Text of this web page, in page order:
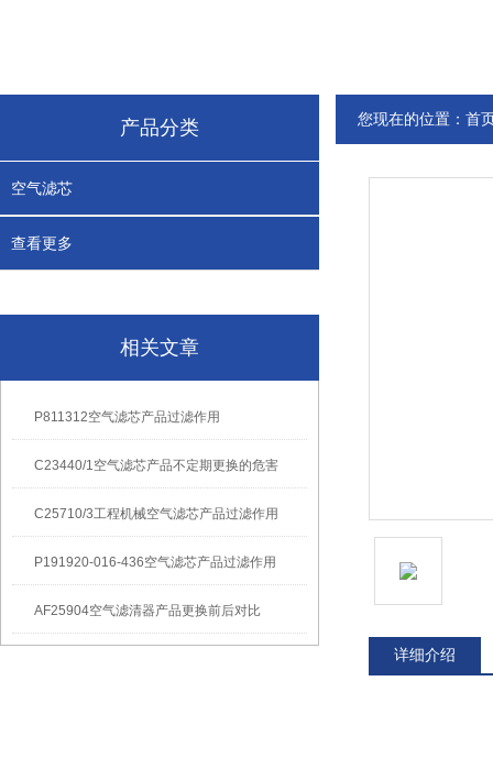
产品分类
空气滤芯
查看更多
相关文章
P811312空气滤芯产品过滤作用
C23440/1空气滤芯产品不定期更换的危害
C25710/3工程机械空气滤芯产品过滤作用
P191920-016-436空气滤芯产品过滤作用
AF25904空气滤清器产品更换前后对比
您现在的位置： 首
详细介绍